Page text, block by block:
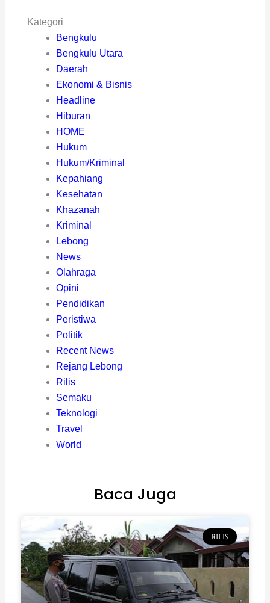
Kategori
Bengkulu
Bengkulu Utara
Daerah
Ekonomi & Bisnis
Headline
Hiburan
HOME
Hukum
Hukum/Kriminal
Kepahiang
Kesehatan
Khazanah
Kriminal
Lebong
News
Olahraga
Opini
Pendidikan
Peristiwa
Politik
Recent News
Rejang Lebong
Rilis
Semaku
Teknologi
Travel
World
Baca Juga
RILIS